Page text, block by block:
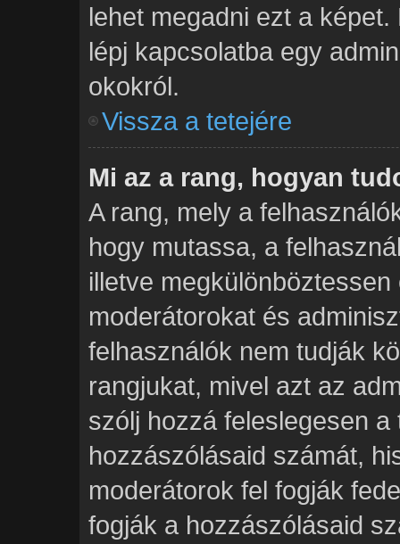
lehet megadni ezt a
lépj kapcsolatba egy
okokról.
Vissza a tetejére
Mi az a rang, hogyan
A rang, mely a
hogy mutassa, a
illetve
moderátorokat és
felhasználók nem tudják
rangjukat, mivel azt az
szólj hozzá feleslegesen
hozzászólásaid számát,
moderátorok fel fogják
fogják a hozzászólásaid